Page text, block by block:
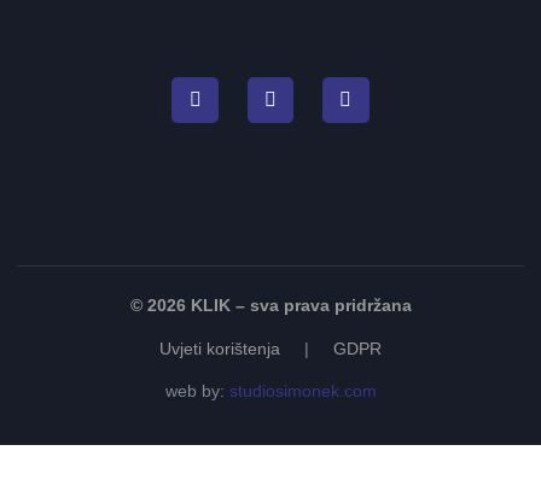
© 2026 KLIK – sva prava pridržana
Uvjeti korištenja | GDPR
web by: studiosimonek.com